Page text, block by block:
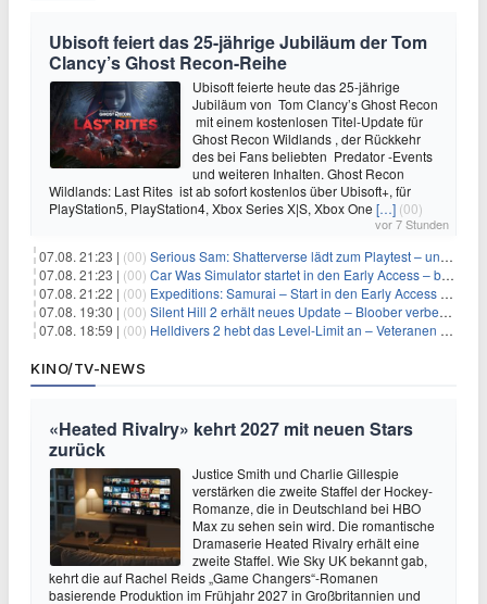
Ubisoft feiert das 25-jährige Jubiläum der Tom
Clancy’s Ghost Recon-Reihe
Ubisoft feierte heute das 25-jährige
Jubiläum von Tom Clancy’s Ghost Recon
mit einem kostenlosen Titel-Update für
Ghost Recon Wildlands , der Rückkehr
des bei Fans beliebten Predator -Events
und weiteren Inhalten. Ghost Recon
Wildlands: Last Rites ist ab sofort kostenlos über Ubisoft+, für
PlayStation5, PlayStation4, Xbox Series X|S, Xbox One […] (00)
vor 7 Stunden
07.08. 21:23 | (00) Serious Sam: Shatterverse lädt zum Playtest – und erscheint schon bald!
07.08. 21:23 | (00) Car Was Simulator startet in den Early Access – bald gehts los!
07.08. 21:22 | (00) Expeditions: Samurai – Start in den Early Access ab heute im feudalen Japan
07.08. 19:30 | (00) Silent Hill 2 erhält neues Update – Bloober verbessert Grafik und Performance
07.08. 18:59 | (00) Helldivers 2 hebt das Level-Limit an – Veteranen können endlich weiter aufsteigen
KINO/TV-NEWS
«Heated Rivalry» kehrt 2027 mit neuen Stars
zurück
Justice Smith und Charlie Gillespie
verstärken die zweite Staffel der Hockey-
Romanze, die in Deutschland bei HBO
Max zu sehen sein wird. Die romantische
Dramaserie Heated Rivalry erhält eine
zweite Staffel. Wie Sky UK bekannt gab,
kehrt die auf Rachel Reids „Game Changers“-Romanen
basierende Produktion im Frühjahr 2027 in Großbritannien und